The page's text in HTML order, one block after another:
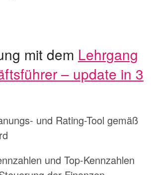
mit dem Lehrgang
– update in 3
und Rating-Tool gemäß
und Top-Kennzahlen